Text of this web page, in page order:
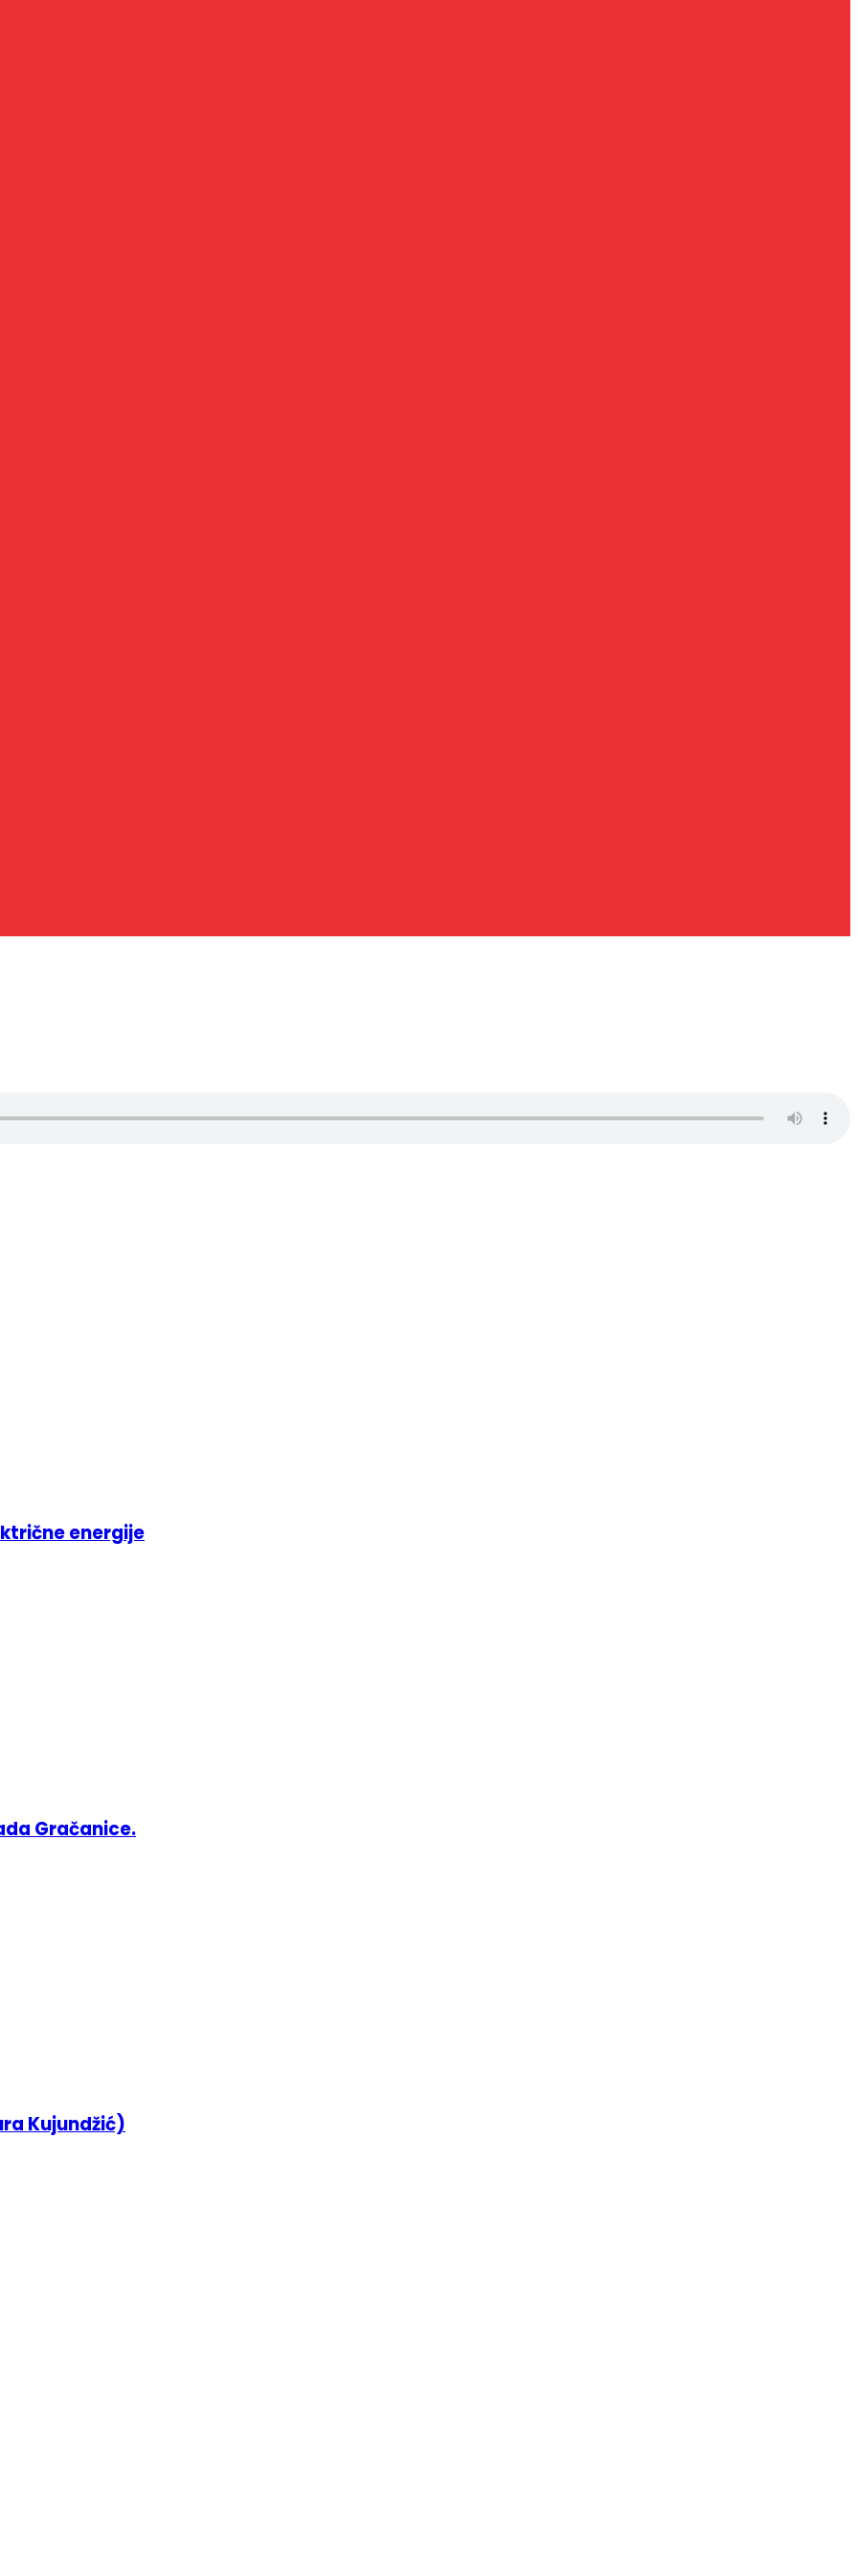
energije
Gračanice.
Kujundžić)